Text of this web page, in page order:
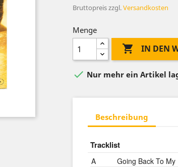
Bruttopreiszzgl.Versandkosten
Menge
 IN DEN
 Nur mehr ein Artikel
Beschreibung
Tracklist
A
Going Back To My